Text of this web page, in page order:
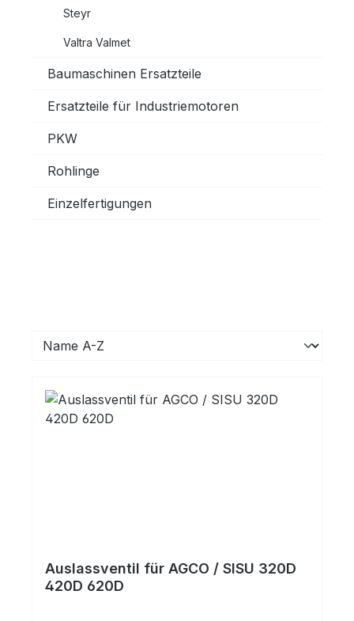
Steyr
Valtra Valmet
Baumaschinen Ersatzteile
Ersatzteile für Industriemotoren
PKW
Rohlinge
Einzelfertigungen
Auslassventil für AGCO / SISU 320D
420D 620D